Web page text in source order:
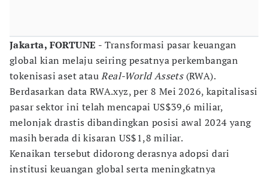
Jakarta, FORTUNE - Transformasi pasar keuangan
global kian melaju seiring pesatnya perkembangan
tokenisasi aset atauReal-World Assets(RWA).
Berdasarkan data RWA.xyz, per 8 Mei 2026, kapitalisasi
pasar sektor ini telah mencapai US$39,6 miliar,
melonjak drastis dibandingkan posisi awal 2024 yang
masih berada di kisaran US$1,8 miliar.
Kenaikan tersebut didorong derasnya adopsi dari
institusi keuangan global serta meningkatnya